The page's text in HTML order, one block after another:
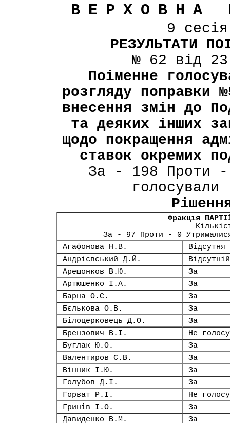
ВЕРХОВНА
9
РЕЗУЛЬТАТИ
№ 62 від
Поіменне
розгляду поправки
внесення змін до
та деяких інших
щодо покращення
ставок окремих
За - 198 Проти
Фракція
За - 97 Проти - 0
Агафонова Н.В.
Відсутня
Андрієвський Д.Й.
Відсутній
Арешонков В.Ю.
За
Артюшенко І.А.
За
Барна О.С.
За
Бєлькова О.В.
За
Білоцерковець Д.О.
За
Брензович В.І.
Не
Буглак Ю.О.
За
Валентиров С.В.
За
Вінник І.Ю.
За
Голубов Д.І.
За
Горват Р.І.
Не
Гринів І.О.
За
Давиденко В.М.
За